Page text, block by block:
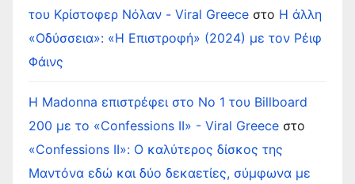
του Κρίστοφερ Νόλαν - Viral Greece στο Η άλλη
«Οδύσσεια»: «Η Επιστροφή» (2024) με τον Ρέιφ
Φάινς
Η Madonna επιστρέφει στο Νο 1 του Billboard
200 με το «Confessions II» - Viral Greece στο
«Confessions II»: Ο καλύτερος δίσκος της
Μαντόνα εδώ και δύο δεκαετίες, σύμφωνα με